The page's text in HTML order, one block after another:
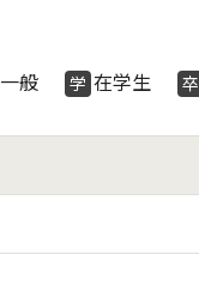
一般 学 在学生 卒